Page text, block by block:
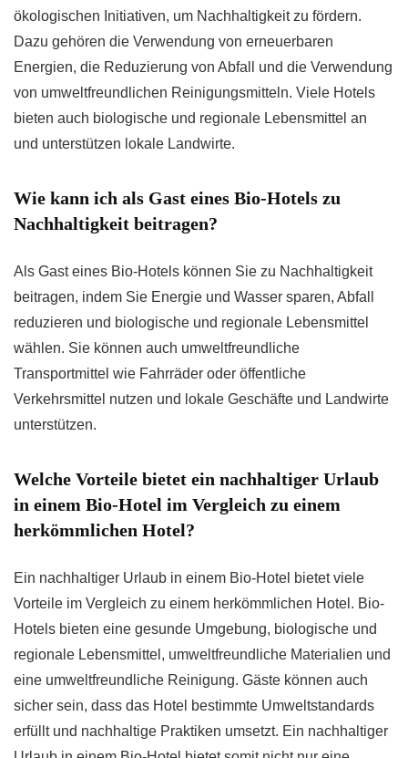
ökologischen Initiativen, um Nachhaltigkeit zu fördern.
Dazu gehören die Verwendung von erneuerbaren
Energien, die Reduzierung von Abfall und die Verwendung
von umweltfreundlichen Reinigungsmitteln. Viele Hotels
bieten auch biologische und regionale Lebensmittel an
und unterstützen lokale Landwirte.
Wie kann ich als Gast eines Bio-Hotels zu
Nachhaltigkeit beitragen?
Als Gast eines Bio-Hotels können Sie zu Nachhaltigkeit
beitragen, indem Sie Energie und Wasser sparen, Abfall
reduzieren und biologische und regionale Lebensmittel
wählen. Sie können auch umweltfreundliche
Transportmittel wie Fahrräder oder öffentliche
Verkehrsmittel nutzen und lokale Geschäfte und Landwirte
unterstützen.
Welche Vorteile bietet ein nachhaltiger Urlaub
in einem Bio-Hotel im Vergleich zu einem
herkömmlichen Hotel?
Ein nachhaltiger Urlaub in einem Bio-Hotel bietet viele
Vorteile im Vergleich zu einem herkömmlichen Hotel. Bio-
Hotels bieten eine gesunde Umgebung, biologische und
regionale Lebensmittel, umweltfreundliche Materialien und
eine umweltfreundliche Reinigung. Gäste können auch
sicher sein, dass das Hotel bestimmte Umweltstandards
erfüllt und nachhaltige Praktiken umsetzt. Ein nachhaltiger